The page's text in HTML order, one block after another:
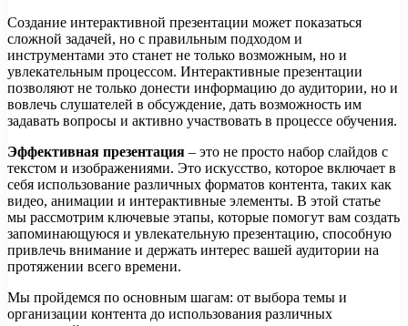
Создание интерактивной презентации может показаться
сложной задачей, но с правильным подходом и
инструментами это станет не только возможным, но и
увлекательным процессом. Интерактивные презентации
позволяют не только донести информацию до аудитории, но и
вовлечь слушателей в обсуждение, дать возможность им
задавать вопросы и активно участвовать в процессе обучения.
Эффективная презентация – это не просто набор слайдов с
текстом и изображениями. Это искусство, которое включает в
себя использование различных форматов контента, таких как
видео, анимации и интерактивные элементы. В этой статье
мы рассмотрим ключевые этапы, которые помогут вам создать
запоминающуюся и увлекательную презентацию, способную
привлечь внимание и держать интерес вашей аудитории на
протяжении всего времени.
Мы пройдемся по основным шагам: от выбора темы и
организации контента до использования различных